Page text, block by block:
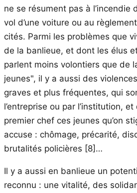
ne se résument pas à l’incendie
vol d’une voiture ou au
cités. Parmi les problèmes que
de la banlieue, et dont les élus
parlent moins volontiers que de
jeunes", il y a aussi des
graves et plus fréquentes, qui
l’entreprise ou par l’institution,
premier chef ces jeunes qu’on
accuse : chômage, précarité,
brutalités policières [8] …
Il y a aussi en banlieue un
reconnu : une vitalité, des